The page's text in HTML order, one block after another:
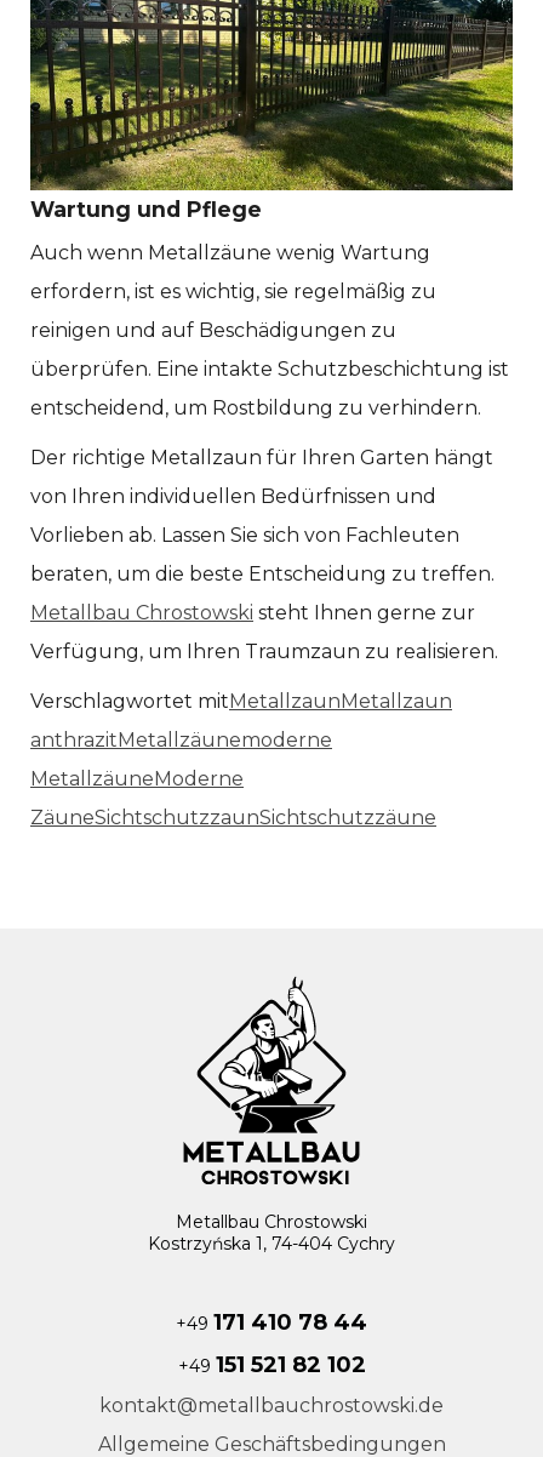
Wartung und Pflege
Auch wenn Metallzäune wenig Wartung
erfordern, ist es wichtig, sie regelmäßig zu
reinigen und auf Beschädigungen zu
überprüfen. Eine intakte Schutzbeschichtung ist
entscheidend, um Rostbildung zu verhindern.
Der richtige Metallzaun für Ihren Garten hängt
von Ihren individuellen Bedürfnissen und
Vorlieben ab. Lassen Sie sich von Fachleuten
beraten, um die beste Entscheidung zu treffen.
Metallbau Chrostowski steht Ihnen gerne zur
Verfügung, um Ihren Traumzaun zu realisieren.
Verschlagwortet mit Metallzaun Metallzaun
anthrazit Metallzäunemoderne
Metallzäune Moderne
ZäuneSichtschutzzaunSichtschutzzäune
Metallbau Chrostowski
Kostrzyńska 1, 74-404 Cychry
+49 171 410 78 44
+49 151 521 82 102
kontakt@metallbauchrostowski.de
Allgemeine Geschäftsbedingungen